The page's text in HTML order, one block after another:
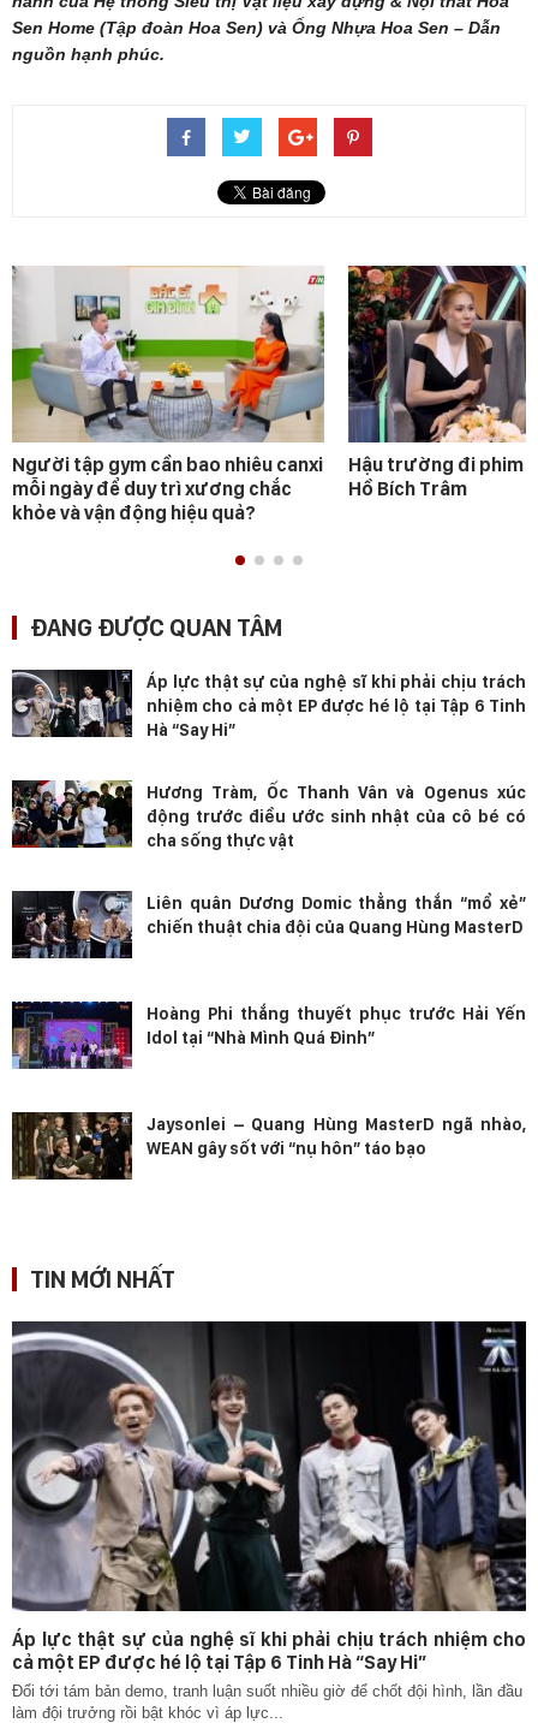
Sen Home (Tập đoàn Hoa Sen) và Ống Nhựa Hoa Sen – Dẫn
nguồn hạnh phúc.
Người tập gym cần bao nhiêu canxi
mỗi ngày để duy trì xương chắc
khỏe và vận động hiệu quả?
Hậu trường đi phim
Hồ Bích Trâm
ĐANG ĐƯỢC QUAN TÂM
Áp lực thật sự của nghệ sĩ khi phải chịu trách
nhiệm cho cả một EP được hé lộ tại Tập 6 Tinh
Hà “Say Hi”
Hương Tràm, Ốc Thanh Vân và Ogenus xúc
động trước điều ước sinh nhật của cô bé có
cha sống thực vật
Liên quân Dương Domic thẳng thắn “mổ xẻ”
chiến thuật chia đội của Quang Hùng MasterD
Hoàng Phi thắng thuyết phục trước Hải Yến
Idol tại “Nhà Mình Quá Đỉnh”
Jaysonlei – Quang Hùng MasterD ngã nhào,
WEAN gây sốt với “nụ hôn” táo bạo
TIN MỚI NHẤT
Áp lực thật sự của nghệ sĩ khi phải chịu trách nhiệm cho
cả một EP được hé lộ tại Tập 6 Tinh Hà “Say Hi”
Đổi tới tám bản demo, tranh luận suốt nhiều giờ để chốt đội hình, lần đầu
làm đội trưởng rồi bật khóc vì áp lực...